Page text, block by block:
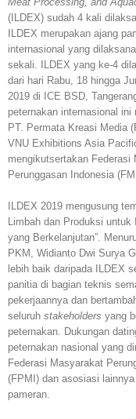
(ILDEX) sudah 4 kali
ILDEX merupakan ajang
internasional yang
sekali. ILDEX yang ke-4
dari hari Rabu, 18 hingga
2019 di ICE BSD,
peternakan internasional
PT. Permata Kreasi Media
VNU Exhibitions Asia
mengikutsertakan Federasi
Perunggasan Indonesia
ILDEX 2019 mengusung
Limbah dan Produksi untuk
yang Berkelanjutan”.
PKM, Widianto Dwi Surya
lebih baik daripada ILDEX
panitia di bagian teknis
pekerjaannya dan
seluruh stakeholders yang
peternakan. Dukungan
peternakan nasional yang
Federasi Masyarakat
(FPMI) dan asosiasi
pameran.